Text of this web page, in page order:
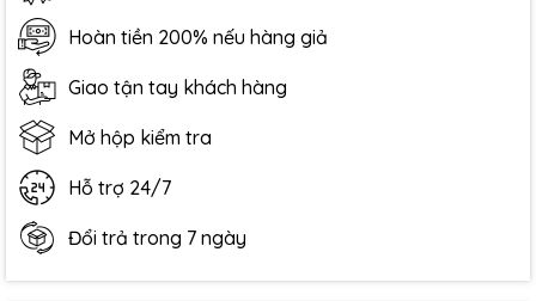
Hoàn tiền 200% nếu hàng giả
Giao tận tay khách hàng
Mở hộp kiểm tra
Hỗ trợ 24/7
Đổi trả trong 7 ngày